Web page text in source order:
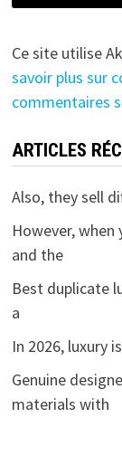
Ce site utilise
savoir plus sur
commentaires
ARTICLES
Also, they sell
However,
and the
Best duplicate
a
In 2026, luxury
Genuine
materials with